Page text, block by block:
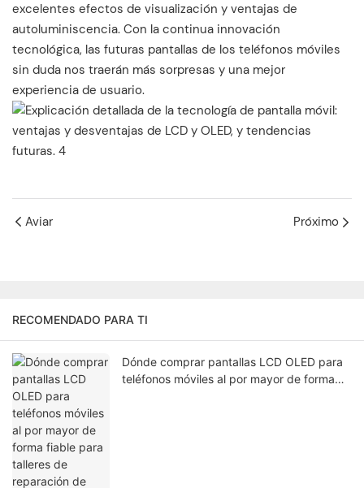
excelentes efectos de visualización y ventajas de
autoluminiscencia. Con la continua innovación
tecnológica, las futuras pantallas de los teléfonos móviles
sin duda nos traerán más sorpresas y una mejor
experiencia de usuario.
Aviar Próximo
RECOMENDADO PARA TI
Dónde comprar pantallas LCD OLED para
teléfonos móviles al por mayor de forma